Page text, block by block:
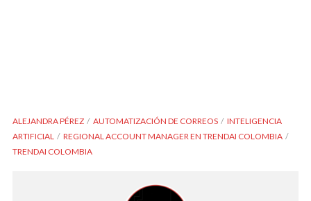
ALEJANDRA PÉREZ AUTOMATIZACIÓN DE CORREOS
INTELIGENCIA
ARTIFICIAL
REGIONAL ACCOUNT MANAGER EN TRENDAI COLOMBIA
TRENDAI COLOMBIA